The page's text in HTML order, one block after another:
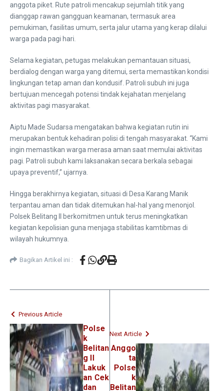
anggota piket. Rute patroli mencakup sejumlah titik yang
dianggap rawan gangguan keamanan, termasuk area
pemukiman, fasilitas umum, serta jalur utama yang kerap dilalui
warga pada pagi hari.
Selama kegiatan, petugas melakukan pemantauan situasi,
berdialog dengan warga yang ditemui, serta memastikan kondisi
lingkungan tetap aman dan kondusif. Patroli subuh ini juga
bertujuan mencegah potensi tindak kejahatan menjelang
aktivitas pagi masyarakat.
Aiptu Made Sudarsa mengatakan bahwa kegiatan rutin ini
merupakan bentuk kehadiran polisi di tengah masyarakat. “Kami
ingin memastikan warga merasa aman saat memulai aktivitas
pagi. Patroli subuh kami laksanakan secara berkala sebagai
upaya preventif,” ujarnya.
Hingga berakhirnya kegiatan, situasi di Desa Karang Manik
terpantau aman dan tidak ditemukan hal-hal yang menonjol.
Polsek Belitang II berkomitmen untuk terus meningkatkan
kegiatan kepolisian guna menjaga stabilitas kamtibmas di
wilayah hukumnya.
Bagikan Artikel ini :
Previous Article
Polse
k
Belitan
g II
Lakuk
an Cek
dan
Next Article
Anggo
ta
Polse
k
Belitan